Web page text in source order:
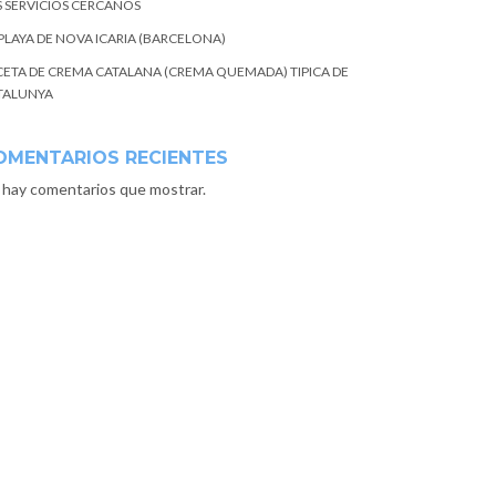
SERVICIOS CERCANOS
DE NOVA ICARIA (BARCELONA)
DE CREMA CATALANA (CREMA QUEMADA) TIPICA DE
RECIENTES
comentarios que mostrar.